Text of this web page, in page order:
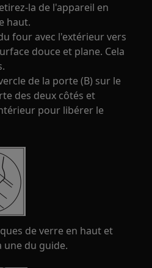
la de l'appareil en
haut.
four avec l'extérieur vers
douce et plane. Cela
de la porte (B) sur le
des deux côtés et
pour libérer le
de verre en haut et
une du guide.